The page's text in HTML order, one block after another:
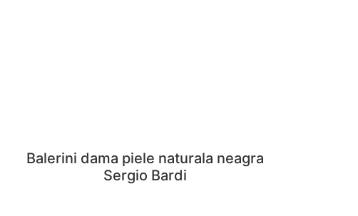
Balerini dama piele naturala neagra
Sergio Bardi